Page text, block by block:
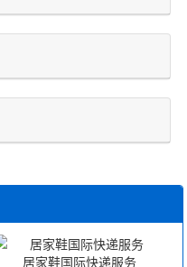
居家鞋国际快递服务